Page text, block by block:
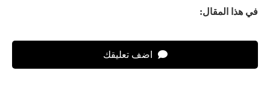
في هذا المقال:
اضف تعليقك